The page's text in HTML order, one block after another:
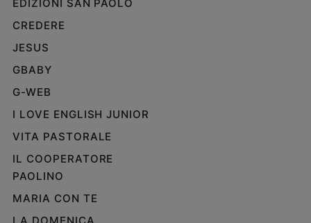
EDIZIONI SAN PAOLO
CREDERE
JESUS
GBABY
G-WEB
I LOVE ENGLISH JUNIOR
VITA PASTORALE
IL COOPERATORE
PAOLINO
MARIA CON TE